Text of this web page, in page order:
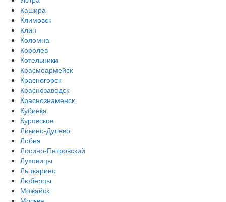
Кашира
Климовск
Клин
Коломна
Королев
Котельники
Красмоармейск
Красногорск
Краснозаводск
Краснознаменск
Кубинка
Куровское
Ликино-Дулево
Лобня
Лосино-Петровский
Луховицы
Лыткарино
Люберцы
Можайск